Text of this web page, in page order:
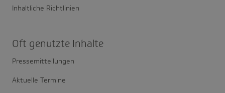
Inhaltliche Richtlinien
Oft genutzte Inhalte
Pressemitteilungen
Aktuelle Termine